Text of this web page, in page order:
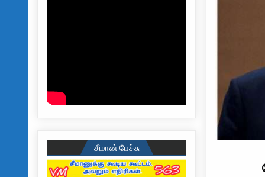
சீமான் பேச்சு